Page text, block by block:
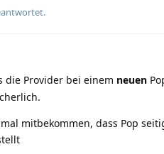
Provider bei einem neuen
mitbekommen, dass Pop